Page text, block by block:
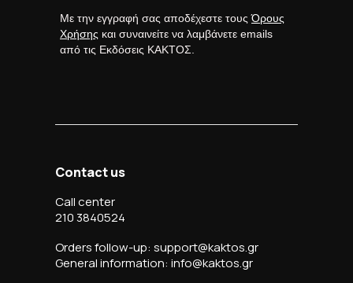
Με την εγγραφή σας αποδέχεστε τουςΌρους
Χρήσης και συναινείτε να λαμβάνετε emails
από τις Εκδόσεις ΚΑΚΤΟΣ.
Contact us
Call center
210 3840524
Orders follow-up: support@kaktos.gr
General information: info@kaktos.gr